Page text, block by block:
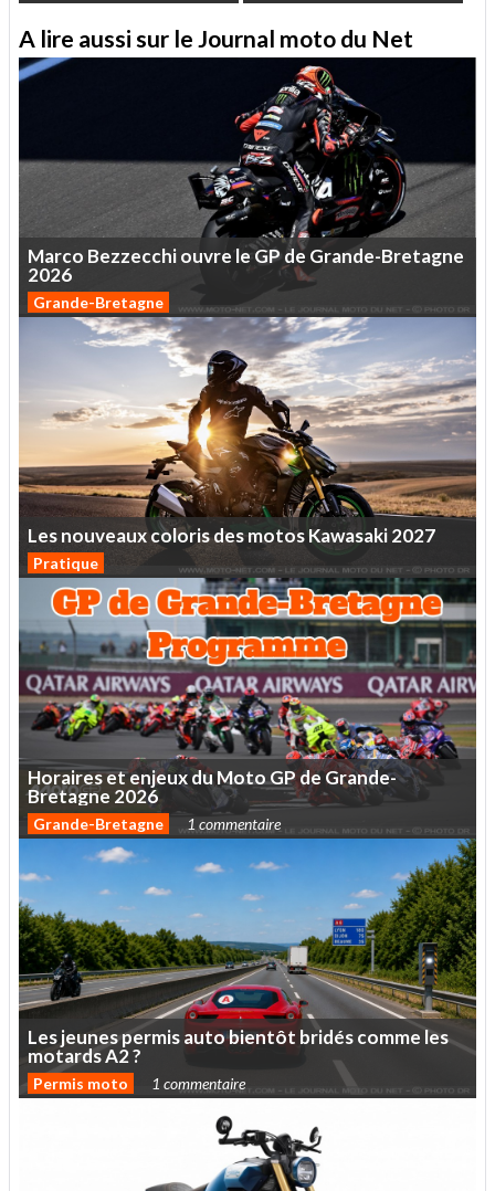
A lire aussi sur le Journal moto du Net
Marco Bezzecchiouvre leGPde Grande-Bretagne
2026
Grande-Bretagne
LesnouveauxcolorisdesmotosKawasaki2027
Pratique
HorairesetenjeuxduMotoGPdeGrande-
Bretagne 2026
Grande-Bretagne 1 commentaire
Lesjeunespermisautobientôt bridéscommeles
motardsA2?
Permis moto 1 commentaire